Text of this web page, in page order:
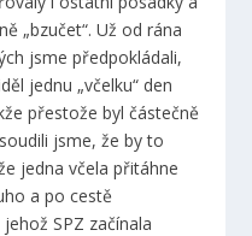
„bzučet“. Už od rána
jsme předpokládali,
jednu „včelku“ den
přestože byl částečně
jsme, že by to
jedna včela přitáhne
a po cestě
SPZ začínala